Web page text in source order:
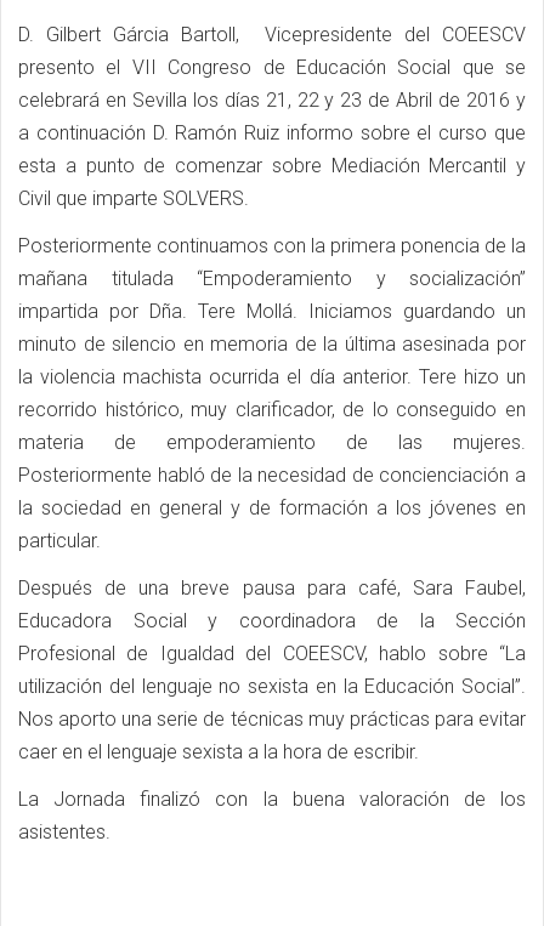
D. Gilbert Gárcia Bartoll, Vicepresidente del COEESCV
presento el VII Congreso de Educación Social que se
celebrará en Sevilla los días 21, 22 y 23 de Abril de 2016 y
a continuación D. Ramón Ruiz informo sobre el curso que
esta a punto de comenzar sobre Mediación Mercantil y
Civil que imparte SOLVERS.
Posteriormente continuamos con la primera ponencia de la
mañana titulada “Empoderamiento y socialización”
impartida por Dña. Tere Mollá. Iniciamos guardando un
minuto de silencio en memoria de la última asesinada por
la violencia machista ocurrida el día anterior. Tere hizo un
recorrido histórico, muy clarificador, de lo conseguido en
materia de empoderamiento de las mujeres.
Posteriormente habló de la necesidad de concienciación a
la sociedad en general y de formación a los jóvenes en
particular.
Después de una breve pausa para café, Sara Faubel,
Educadora Social y coordinadora de la Sección
Profesional de Igualdad del COEESCV, hablo sobre “La
utilización del lenguaje no sexista en la Educación Social”.
Nos aporto una serie de técnicas muy prácticas para evitar
caer en el lenguaje sexista a la hora de escribir.
La Jornada finalizó con la buena valoración de los
asistentes.